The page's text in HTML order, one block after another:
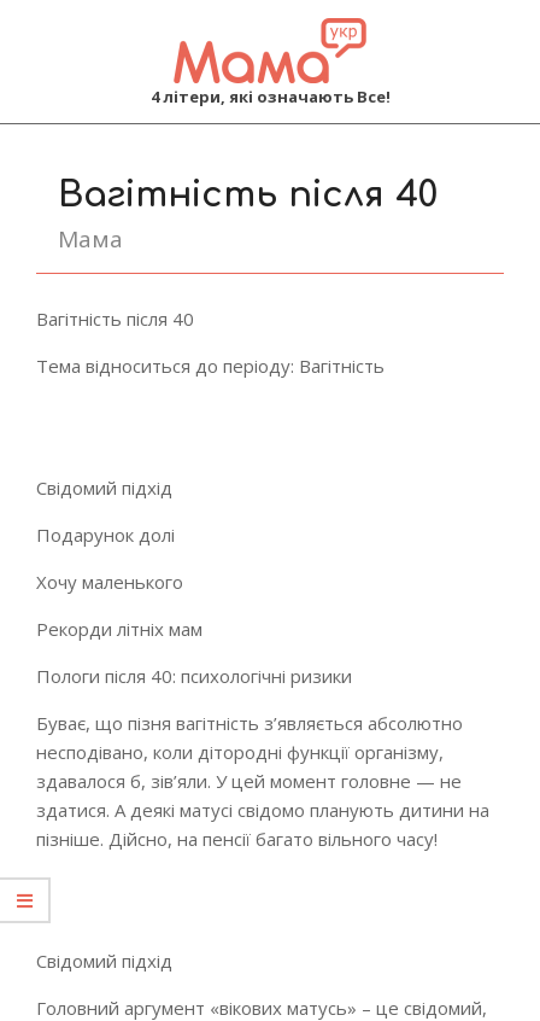
4 літери, які означають Все!
Вагітність після 40
Мама
Вагітність після 40
Тема відноситься до періоду: Вагітність
Свідомий підхід
Подарунок долі
Хочу маленького
Рекорди літніх мам
Пологи після 40: психологічні ризики
Буває, що пізня вагітність з’являється абсолютно
несподівано, коли дітородні функції організму,
здавалося б, зів’яли. У цей момент головне — не
здатися. А деякі матусі свідомо планують дитини на
пізніше. Дійсно, на пенсії багато вільного часу!
Свідомий підхід
Головний аргумент «вікових матусь» – це свідомий,